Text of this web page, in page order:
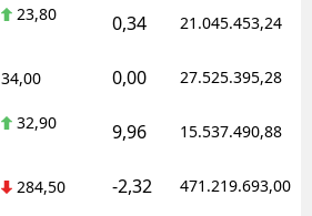
23,80 0,34 21.045.453,24
34,00 0,00 27.525.395,28
32,90 9,96 15.537.490,88
284,50 -2,32 471.219.693,00